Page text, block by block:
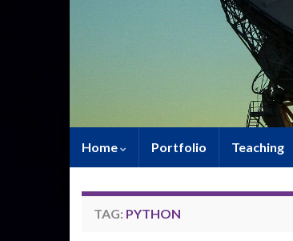
Home Portfolio Teaching
TAG: PYTHON